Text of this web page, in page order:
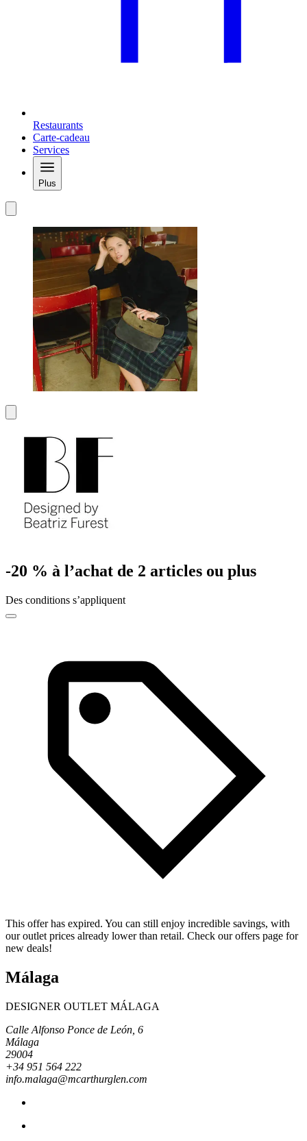
Restaurants
Carte-cadeau
Services
Plus
-20 % à l’achat de 2 articles ou plus
Des conditions s’appliquent
This offer has expired. You can still enjoy incredible savings, with
our outlet prices already lower than retail. Check our offers page for
new deals!
Málaga
DESIGNER OUTLET MÁLAGA
Calle Alfonso Ponce de León, 6
Málaga
29004
+34 951 564 222
info.malaga@mcarthurglen.com